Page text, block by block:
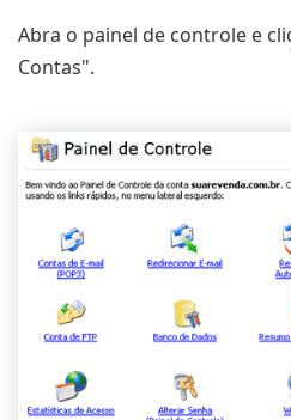
Abra o painel de controle e
Contas".